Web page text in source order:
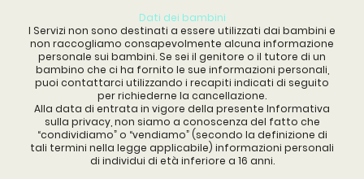
Dati dei bambini
I Servizi non sono destinati a essere utilizzati dai bambini e
non raccogliamo consapevolmente alcuna informazione
personale sui bambini. Se sei il genitore o il tutore di un
bambino che ci ha fornito le sue informazioni personali,
puoi contattarci utilizzando i recapiti indicati di seguito
per richiederne la cancellazione.
Alla data di entrata in vigore della presente Informativa
sulla privacy, non siamo a conoscenza del fatto che
“condividiamo” o “vendiamo” (secondo la definizione di
tali termini nella legge applicabile) informazioni personali
di individui di età inferiore a 16 anni.